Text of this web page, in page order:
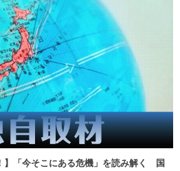
】「今そこにある危機」を読み解く 国